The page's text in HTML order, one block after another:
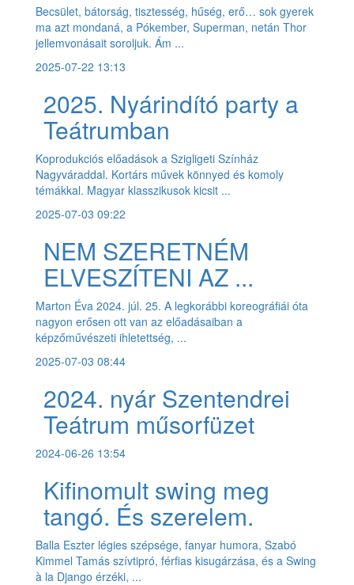
Becsület, bátorság, tisztesség, hűség, erő… sok gyerek
ma azt mondaná, a Pókember, Superman, netán Thor
jellemvonásait soroljuk. Ám ...
2025-07-22 13:13
2025. Nyárindító party a
Teátrumban
Koprodukciós előadások a Szigligeti Színház
Nagyváraddal. Kortárs művek könnyed és komoly
témákkal. Magyar klasszikusok kicsit ...
2025-07-03 09:22
NEM SZERETNÉM
ELVESZÍTENI AZ ...
Marton Éva 2024. júl. 25. A legkorábbi koreográfiái óta
nagyon erősen ott van az előadásaiban a
képzőművészeti ihletettség, ...
2025-07-03 08:44
2024. nyár Szentendrei
Teátrum műsorfüzet
2024-06-26 13:54
Kifinomult swing meg
tangó. És szerelem.
Balla Eszter légies szépsége, fanyar humora, Szabó
Kimmel Tamás szívtipró, férfias kisugárzása, és a Swing
à la Django érzéki, ...